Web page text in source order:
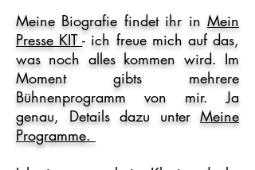
Meine Biografie findet ihr in Mein
Presse KIT- ich freue mich auf das,
was noch alles kommen wird. Im
Moment gibts mehrere
Bühnenprogramm von mir. Ja
genau, Details dazu unter Meine
Programme.